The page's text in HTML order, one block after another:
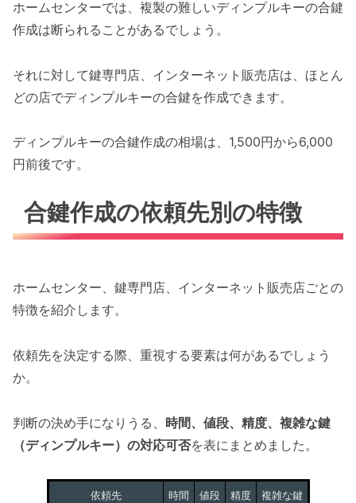
ホームセンターでは、複製の難しいディンプルキーの合鍵
作成は断られることがあるでしょう。
それに対して鍵専門店、インターネット販売店は、ほとん
どの店でディンプルキーの合鍵を作成できます。
ディンプルキーの合鍵作成の相場は、1,500円から6,000
円前後です。
合鍵作成の依頼先別の特徴
ホームセンター、鍵専門店、インターネット販売店ごとの
特徴を紹介します。
依頼先を決定する際、重視する要素は何があるでしょう
か。
判断の決め手になりうる、 時間、値段、精度、複雑な鍵
（ディンプルキー）の対応可否を表にまとめました。
依頼先 時間 値段 精度 複雑な鍵